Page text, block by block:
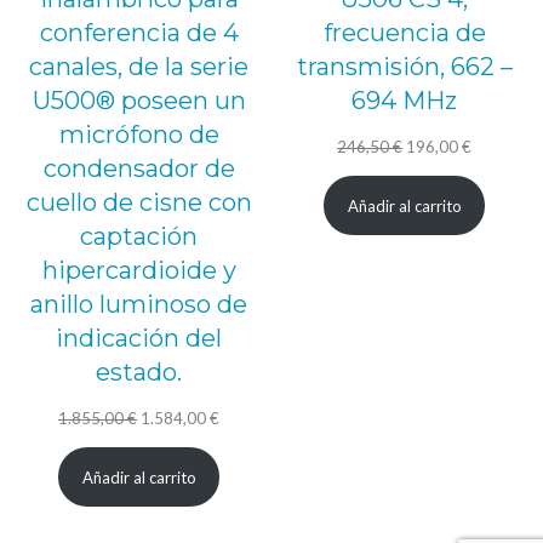
conferencia de 4
canales, de la serie
U500® poseen un
micrófono de
condensador de
cuello de cisne con
captación
hipercardioide y
anillo luminoso de
indicación del
estado.
1.855,00€ El
precio
original
1.584,00€
actual
Añadir al carrito
frecuencia de
transmisión, 662 –
694 MHz
246,50€ El
precio
original
196,00€
precio
actual
Añadir al carrito